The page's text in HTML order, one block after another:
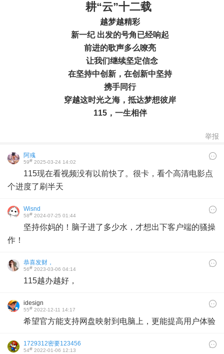
耕“云”十二载
越梦越精彩
新一纪 出发的号角已经响起
前进的歌声多么嘹亮
让我们继续坚定信念
在坚持中创新， 在创新中坚持
携手同行
穿越这时光之海， 抵达梦想彼岸
115，一生相伴
举报
阿彧
59# 2025-03-24 14:02
115现在看视频没有以前快了。很卡，看个高清电影点
个进度了刷半天
Wisnd
58# 2024-07-25 01:44
坚持你妈的！脑子进了多少水，才想出下客户端的骚操
作！
恭喜发财，
56# 2023-03-06 04:14
115越办越好，
idesign
55# 2022-12-11 14:17
希望官方能支持网盘映射到电脑上，更能提高用户体验
1729312密要123456
54# 2022-01-06 12:13